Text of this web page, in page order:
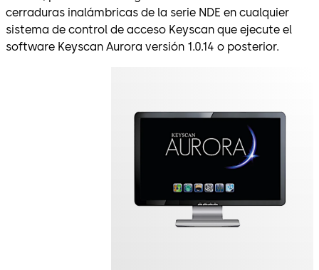
cerraduras inalámbricas de la serie NDE en cualquier
sistema de control de acceso Keyscan que ejecute el
software Keyscan Aurora versión 1.0.14 o posterior.